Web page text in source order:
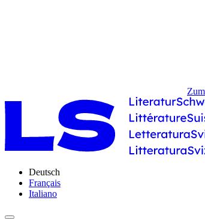
Deutsch
Français
Italiano